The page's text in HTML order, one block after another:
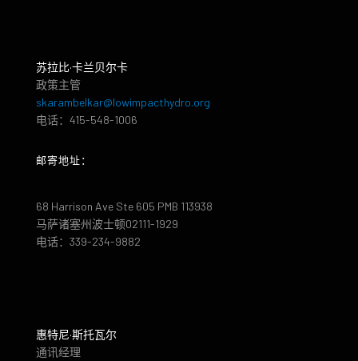
苏拉比·卡兰贝尔卡
政策主管
skarambelkar@lowimpacthydro.org
电话：415-548-1006
邮寄地址：
68 Harrison Ave Ste 605 PMB 113938
马萨诸塞州波士顿02111-1929
电话：339-234-9882
惠特尼·斯托瓦尔
通讯经理